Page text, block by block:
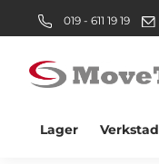
019 - 611 19 19
Lager Verkstad